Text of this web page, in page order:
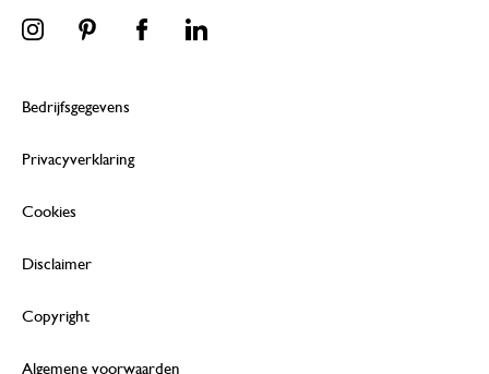
Bedrijfsgegevens
Privacyverklaring
Cookies
Disclaimer
Copyright
Algemene voorwaarden